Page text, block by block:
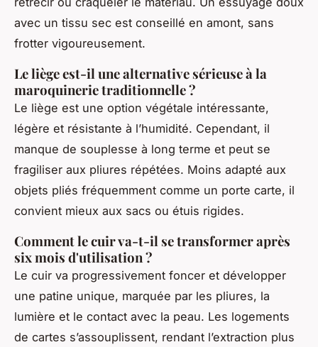
avec un tissu sec est conseillé en amont, sans
frotter vigoureusement.
Le liège est-il une alternative sérieuse à la
maroquinerie traditionnelle ?
Le liège est une option végétale intéressante,
légère et résistante à l’humidité. Cependant, il
manque de souplesse à long terme et peut se
fragiliser aux pliures répétées. Moins adapté aux
objets pliés fréquemment comme un porte carte, il
convient mieux aux sacs ou étuis rigides.
Comment le cuir va-t-il se transformer après
six mois d'utilisation ?
Le cuir va progressivement foncer et développer
une patine unique, marquée par les pliures, la
lumière et le contact avec la peau. Les logements
de cartes s’assouplissent, rendant l’extraction plus